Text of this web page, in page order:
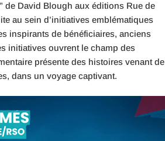
de David Blough aux éditions Rue de
au sein d’initiatives emblématiques
inspirants de bénéficiaires, anciens
initiatives ouvrent le champ des
présente des histoires venant de
dans un voyage captivant.